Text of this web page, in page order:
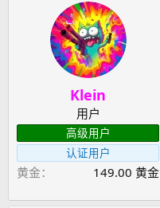
Klein
用户
高级用户
认证用户
黄金 149.00 黄金